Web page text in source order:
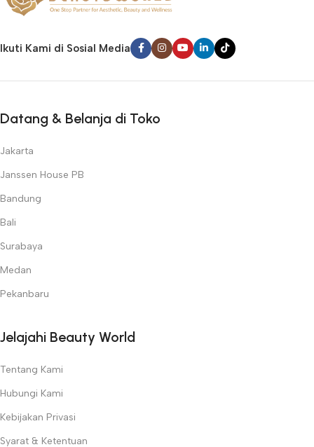
Ikuti Kami di Sosial Media
Datang & Belanja di Toko
Jakarta
Janssen House PB
Bandung
Bali
Surabaya
Medan
Pekanbaru
Jelajahi Beauty World
Tentang Kami
Hubungi Kami
Kebijakan Privasi
Syarat & Ketentuan